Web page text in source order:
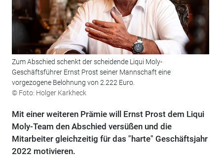
Zum Abschied schenkt der scheidende Liqui Moly-
Geschäftsführer Ernst Prost seiner Mannschaft eine
vorgezogene Belohnung von 2.222 Euro.
© Foto: Holger Karkheck
Mit einer weiteren Prämie will Ernst Prost dem Liqui
Moly-Team den Abschied versüßen und die
Mitarbeiter gleichzeitig für das "harte" Geschäftsjahr
2022 motivieren.